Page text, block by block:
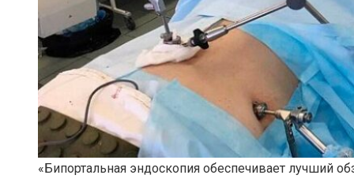
«Бипортальная эндоскопия обеспечивает лучший